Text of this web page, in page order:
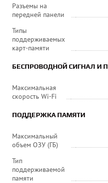
Разъемы на
передней панели
Типы
поддерживаемых
карт-памяти
БЕСПРОВОДНОЙ СИГНАЛ И
Максимальная
скорость Wi-Fi
ПОДДЕРЖКА ПАМЯТИ
Максимальный
объем ОЗУ (ГБ)
Тип
поддерживаемой
памяти